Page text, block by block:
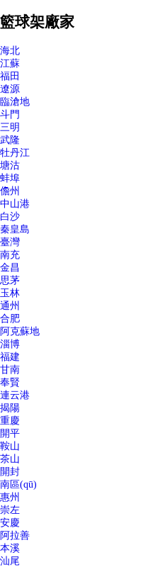
籃球架廠家
海北
江蘇
福田
遼源
臨滄地
斗門
三明
武隆
牡丹江
塘沽
蚌埠
儋州
中山港
白沙
秦皇島
臺灣
南充
金昌
思茅
玉林
通州
合肥
阿克蘇地
淄博
福建
甘南
奉賢
連云港
揭陽
重慶
開平
鞍山
茶山
開封
南區(qū)
惠州
崇左
安慶
阿拉善
本溪
汕尾